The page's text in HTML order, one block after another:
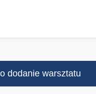
dodanie warsztatu